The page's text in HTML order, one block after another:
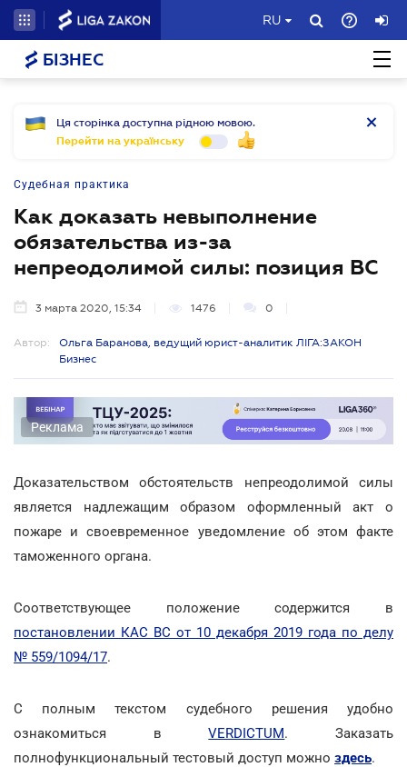
RU
БІЗНЕС
Ця сторінка доступна рідною мовою.
Перейти на українську
Судебная практика
Как доказать невыполнение
обязательства из-за
непреодолимой силы: позиция ВС
3 марта 2020, 15:34 1476 0
Автор:
Ольга Баранова, ведущий юрист-аналитик ЛІГА:ЗАКОН
Бизнес
Реклама
Доказательством обстоятельств непреодолимой силы
является надлежащим образом оформленный акт о
пожаре и своевременное уведомление об этом факте
таможенного органа.
Соответствующее положение содержится в
постановлении КАС ВС от 10 декабря 2019 года по делу
№ 559/1094/17.
С полным текстом судебного решения удобно
ознакомиться вVERDICTUM. Заказать
полнофункциональный тестовый доступ можно здесь.